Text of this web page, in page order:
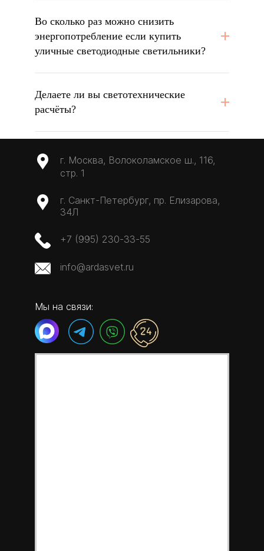
Во сколько раз можно снизить
энергопотребление если купить
уличные светодиодные светильники?
Делаете ли вы светотехнические
расчёты?
г. Москва, Волоколамское ш., 116,
стр. 1
г. Санкт-Петербург, пр. Елизарова,
34Л
+7 (995) 230-33-55
info@ardasvet.ru
Мы на связи: